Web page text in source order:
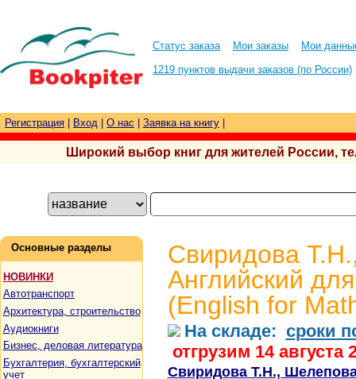
Статус заказа Мои заказы
Мои
1219 пунктов выдачи заказов (по России)
Регистрация Вход О нас Заявка на книгу
Широкий выбор книг для жителей России,
Основные разделы
НОВИНКИ
Автотранспорт
Архитектура, строительство
Аудиокниги
Бизнес, деловая литература
Бухгалтерия, бухгалтерский
учет
Свиридова
Английский
(English for
На складе: сроки
отгрузим 14 августа
Свиридова Т.Н.,